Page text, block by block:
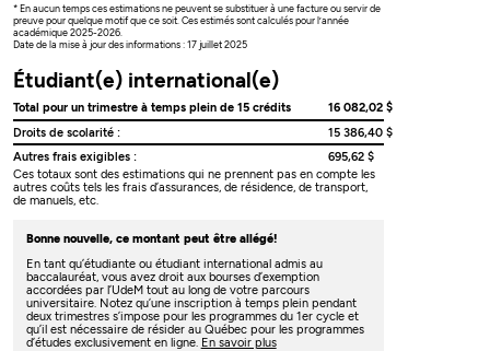
* En aucun temps ces estimations ne peuvent se substituer à une facture ou servir de
preuve pour quelque motif que ce soit. Ces estimés sont calculés pour l’année
académique 2025-2026.
Date de la mise à jour des informations : 17 juillet 2025
Étudiant(e) international(e)
Total pour un trimestre à temps plein de 15 crédits
16 082,02 $
Droits de scolarité :
15 386,40 $
Autres frais exigibles :
695,62 $
Ces totaux sont des estimations qui ne prennent pas en compte les
autres coûts tels les frais d’assurances, de résidence, de transport,
de manuels, etc.
Bonne nouvelle, ce montant peut être allégé!
En tant qu’étudiante ou étudiant international admis au
baccalauréat, vous avez droit aux bourses d’exemption
accordées par l’UdeM tout au long de votre parcours
universitaire. Notez qu’une inscription à temps plein pendant
deux trimestres s’impose pour les programmes du 1er cycle et
qu’il est nécessaire de résider au Québec pour les programmes
d’études exclusivement en ligne. En savoir plus